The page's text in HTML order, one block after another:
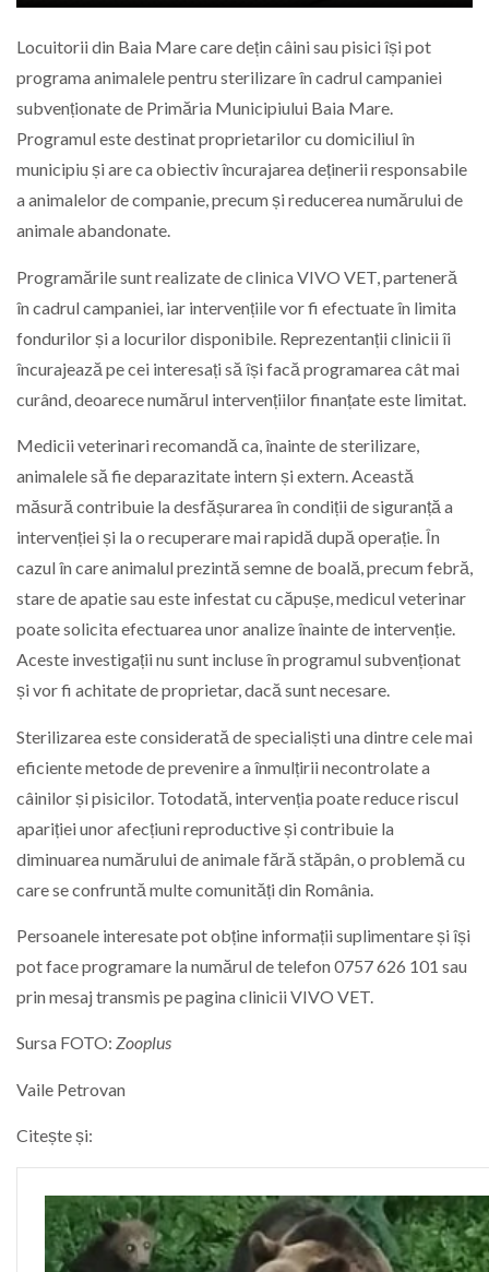
Locuitorii din Baia Mare care dețin câini sau pisici își pot
programa animalele pentru sterilizare în cadrul campaniei
subvenționate de Primăria Municipiului Baia Mare.
Programul este destinat proprietarilor cu domiciliul în
municipiu și are ca obiectiv încurajarea deținerii responsabile
a animalelor de companie, precum și reducerea numărului de
animale abandonate.
Programările sunt realizate de clinica VIVO VET, parteneră
în cadrul campaniei, iar intervențiile vor fi efectuate în limita
fondurilor și a locurilor disponibile. Reprezentanții clinicii îi
încurajează pe cei interesați să își facă programarea cât mai
curând, deoarece numărul intervențiilor finanțate este limitat.
Medicii veterinari recomandă ca, înainte de sterilizare,
animalele să fie deparazitate intern și extern. Această
măsură contribuie la desfășurarea în condiții de siguranță a
intervenției și la o recuperare mai rapidă după operație. În
cazul în care animalul prezintă semne de boală, precum febră,
stare de apatie sau este infestat cu căpușe, medicul veterinar
poate solicita efectuarea unor analize înainte de intervenție.
Aceste investigații nu sunt incluse în programul subvenționat
și vor fi achitate de proprietar, dacă sunt necesare.
Sterilizarea este considerată de specialiști una dintre cele mai
eficiente metode de prevenire a înmulțirii necontrolate a
câinilor și pisicilor. Totodată, intervenția poate reduce riscul
apariției unor afecțiuni reproductive și contribuie la
diminuarea numărului de animale fără stăpân, o problemă cu
care se confruntă multe comunități din România.
Persoanele interesate pot obține informații suplimentare și își
pot face programare la numărul de telefon 0757 626 101 sau
prin mesaj transmis pe pagina clinicii VIVO VET.
Sursa FOTO: Zooplus
Vaile Petrovan
Citește și: